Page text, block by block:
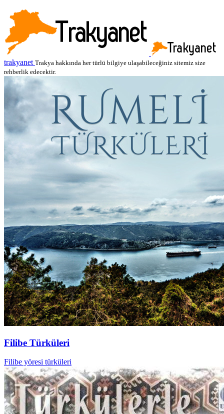
trakyanet Trakya hakkında her türlü bilgiye ulaşabileceğiniz sitemiz size
rehberlik edecektir.
Filibe Türküleri
Filibe yöresi türküleri